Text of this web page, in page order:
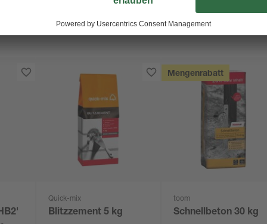
Quick-mix
Blitzzement 5 kg
Mengenrabatt
toom
Schnellbeton 30 kg